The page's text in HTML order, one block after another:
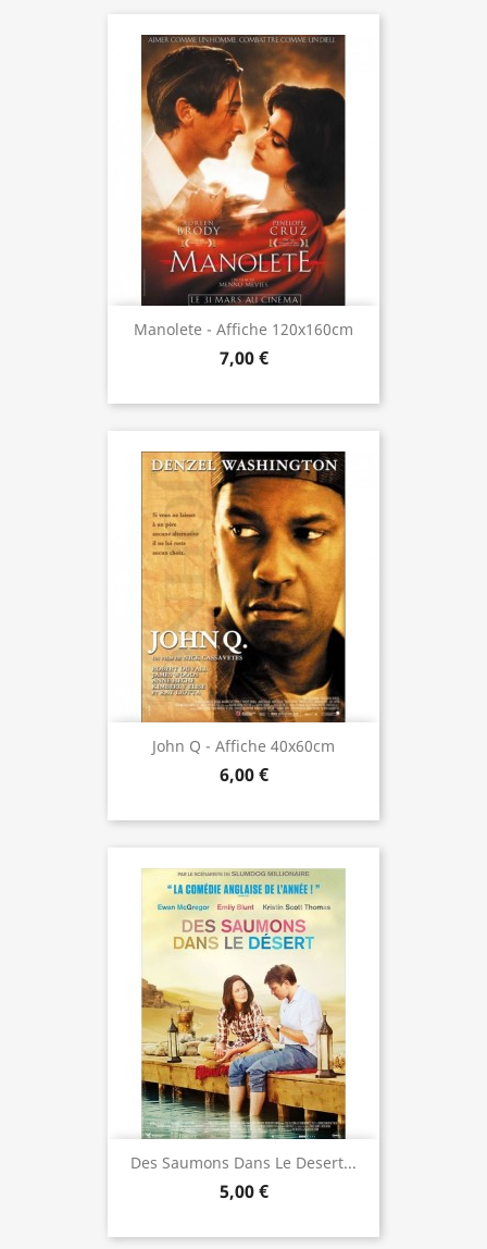
Manolete - Affiche 120x160cm
7,00 €
John Q - Affiche 40x60cm
6,00 €
Des Saumons Dans Le Desert...
5,00 €